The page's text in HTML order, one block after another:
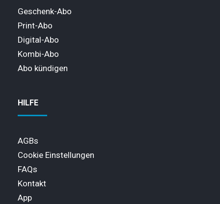
Geschenk-Abo
Print-Abo
Digital-Abo
Kombi-Abo
Abo kündigen
HILFE
AGBs
Cookie Einstellungen
FAQs
Kontakt
App